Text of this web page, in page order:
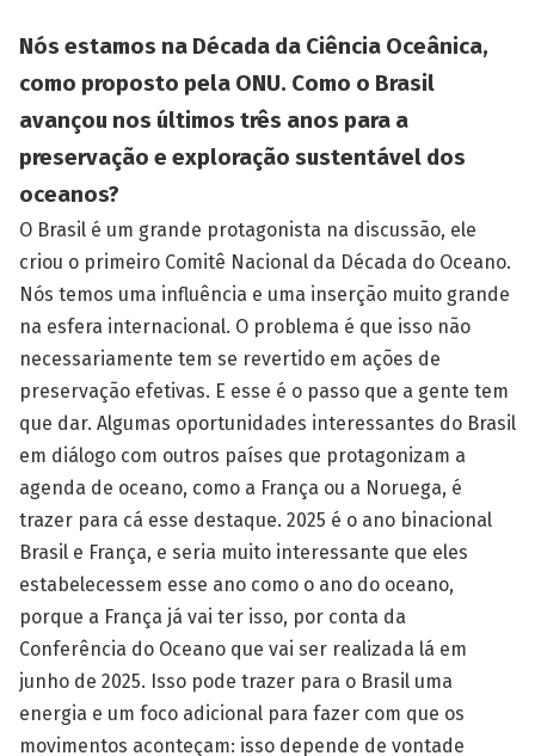
Nós estamos na Década da Ciência Oceânica,
como proposto pela ONU. Como o Brasil
avançou nos últimos três anos para a
preservação e exploração sustentável dos
oceanos?
O Brasil é um grande protagonista na discussão, ele
criou o primeiro Comitê Nacional da Década do Oceano.
Nós temos uma influência e uma inserção muito grande
na esfera internacional. O problema é que isso não
necessariamente tem se revertido em ações de
preservação efetivas. E esse é o passo que a gente tem
que dar. Algumas oportunidades interessantes do Brasil
em diálogo com outros países que protagonizam a
agenda de oceano, como a França ou a Noruega, é
trazer para cá esse destaque. 2025 é o ano binacional
Brasil e França, e seria muito interessante que eles
estabelecessem esse ano como o ano do oceano,
porque a França já vai ter isso, por conta da
Conferência do Oceano que vai ser realizada lá em
junho de 2025. Isso pode trazer para o Brasil uma
energia e um foco adicional para fazer com que os
movimentos aconteçam: isso depende de vontade